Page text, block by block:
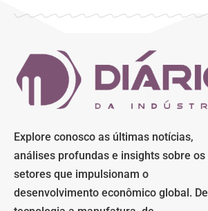
Explore conosco as últimas notícias,
análises profundas e insights sobre os
setores que impulsionam o
desenvolvimento econômico global. De